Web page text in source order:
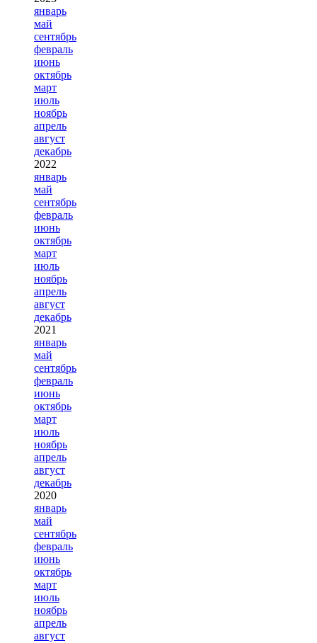
январь
май
сентябрь
февраль
июнь
октябрь
март
июль
ноябрь
апрель
август
декабрь
2022
январь
май
сентябрь
февраль
июнь
октябрь
март
июль
ноябрь
апрель
август
декабрь
2021
январь
май
сентябрь
февраль
июнь
октябрь
март
июль
ноябрь
апрель
август
декабрь
2020
январь
май
сентябрь
февраль
июнь
октябрь
март
июль
ноябрь
апрель
август